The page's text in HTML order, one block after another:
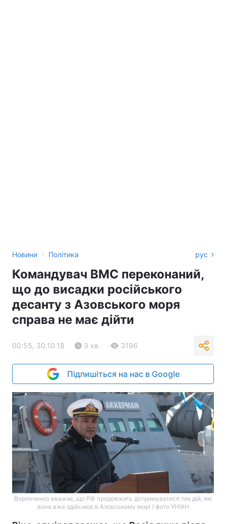
Новини › Політика рус
Командувач ВМС переконаний,
що до висадки російського
десанту з Азовського моря
справа не має дійти
00:55, 30.10.18 3 хв. 3196
Підпишіться на нас в Google
Воронченко вважає, що РФ продовжить дотримуватися тих дій, які
вона вже здійснює в Азовському морі / фото УНІАН